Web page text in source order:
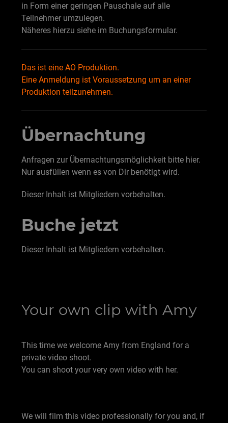
in Form einer geringen Pauschale auf alle
Teilnehmer umzulegen.
Näheres hierzu siehe im Buchungsformular.
Das ist eine AO Produktion.
Eine Anmeldung ist Voraussetzung um an einer
Produktion teilzunehmen.
Übernachtung
Anfragen zur Übernachtungsmöglichkeit bitte hier.
Nur ausfüllen wenn es von Dir benötigt wird.
Dieser Inhalt ist Mitgliedern vorbehalten.
Buche jetzt
Dieser Inhalt ist Mitgliedern vorbehalten.
Your own clip with Amy
This time we welcome Amy from England for a
private video shoot.
You can shoot your very own video with her.
We will film this video professionally for you and, if